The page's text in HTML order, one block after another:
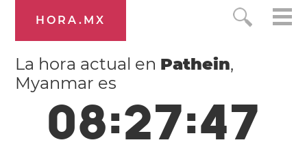
HORA.MX
La hora actual en Pathein,
Myanmar es
08:27:47